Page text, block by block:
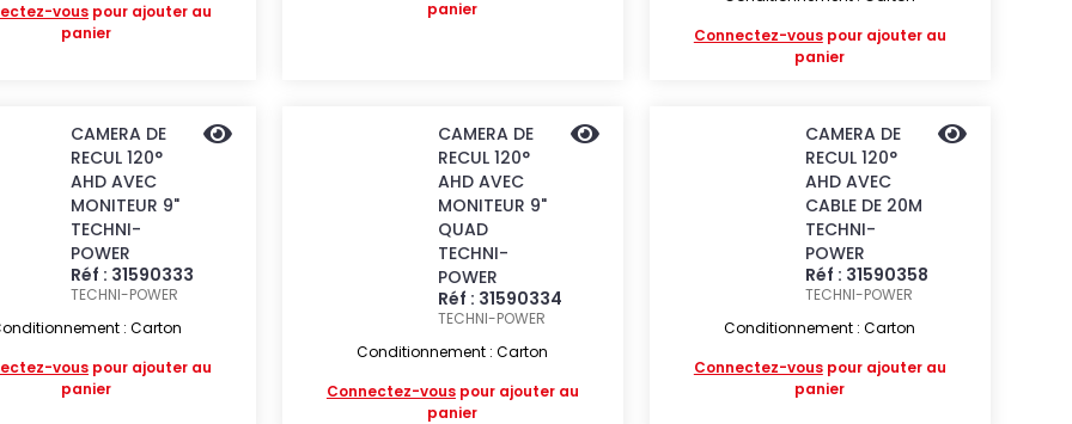
vous pour ajouter au
panier
panier
Connectez-vouspour ajouter au
panier
CAMERA DE
RECUL 120°
AHD AVEC
MONITEUR 9"
TECHNI-
POWER
Réf : 31590333
TECHNI-POWER
: Carton
vous pour ajouter au
panier
CAMERA DE
RECUL 120°
AHD AVEC
MONITEUR 9"
QUAD
TECHNI-
POWER
Réf : 31590334
TECHNI-POWER
Conditionnement : Carton
Connectez-vouspour ajouter au
panier
CAMERA DE
RECUL 120°
AHD AVEC
CABLE DE 20M
TECHNI-
POWER
Réf : 31590358
TECHNI-POWER
Conditionnement : Carton
Connectez-vouspour ajouter au
panier